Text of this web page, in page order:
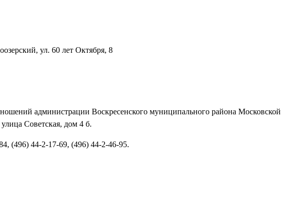
ул. 60 лет Октября, 8
администрации Воскресенского муниципального района Московской
Советская, дом 4 б.
(496) 44-2-17-69, (496) 44-2-46-95.